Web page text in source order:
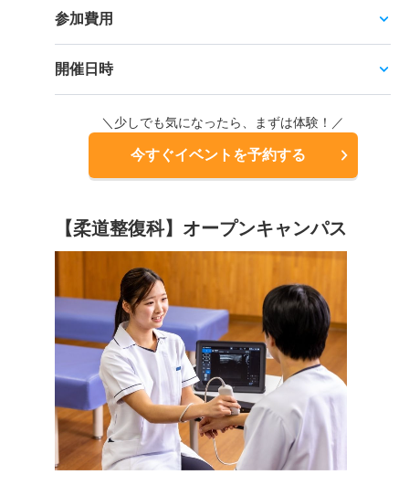
参加費用
開催日時
＼少しでも気になったら、まずは体験！／
今すぐイベントを予約する
【柔道整復科】オープンキャンパス